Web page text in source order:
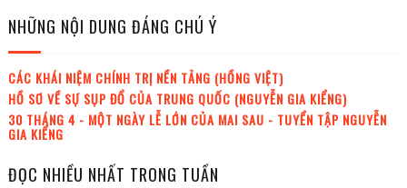
NHỮNG NỘI DUNG ĐÁNG CHÚ Ý
CÁC KHÁI NIỆM CHÍNH TRỊ NỀN TẢNG (HỒNG VIỆT)
HỒ SƠ VỀ SỰ SỤP ĐỔ CỦA TRUNG QUỐC (NGUYỄN GIA KIỂNG)
30 THÁNG 4 - MỘT NGÀY LỄ LỚN CỦA MAI SAU - TUYỂN TẬP NGUYỄN
GIA KIỂNG
ĐỌC NHIỀU NHẤT TRONG TUẦN